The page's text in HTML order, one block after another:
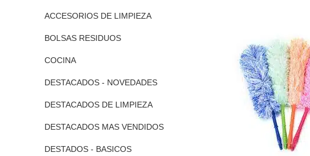
ACCESORIOS DE LIMPIEZA
BOLSAS RESIDUOS
COCINA
DESTACADOS - NOVEDADES
DESTACADOS DE LIMPIEZA
DESTACADOS MAS VENDIDOS
DESTADOS - BASICOS